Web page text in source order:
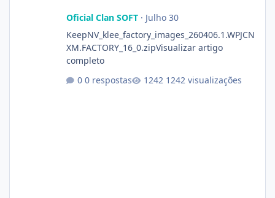
Oficial Clan SOFT· Julho 30
KeepNV_klee_factory_images_260406.1.WPJCN
XM.FACTORY_16_0.zipVisualizar artigo
completo
0 respostas
1242 visualizações